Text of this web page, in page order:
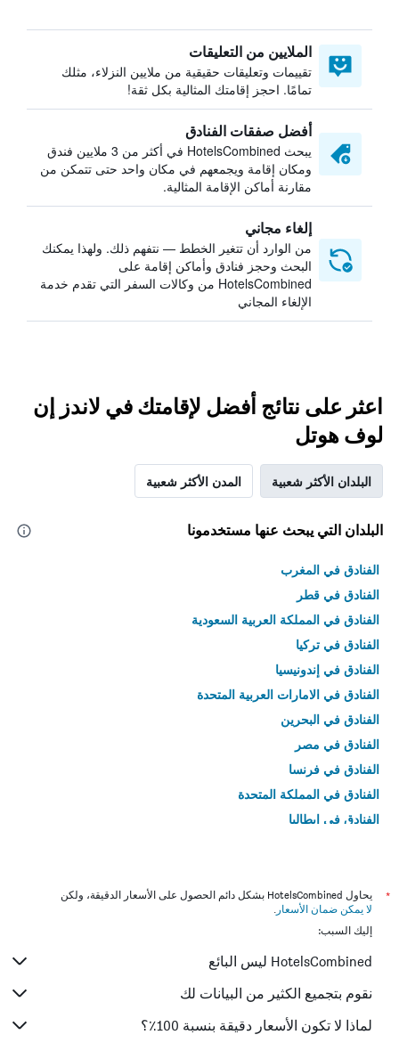
الملايين من التعليقات
تقييمات وتعليقات حقيقية من ملايين النزلاء، مثلك
تمامًا. احجز إقامتك المثالية بكل ثقة!
أفضل صفقات الفنادق
يبحث HotelsCombined في أكثر من 3 ملايين فندق
ومكان إقامة ويجمعهم في مكان واحد حتى تتمكن من
مقارنة أماكن الإقامة المثالية.
إلغاء مجاني
من الوارد أن تتغير الخطط — نتفهم ذلك. ولهذا يمكنك
البحث وحجز فنادق وأماكن إقامة على
HotelsCombined من وكالات السفر التي تقدم خدمة
الإلغاء المجاني
اعثر على نتائج أفضل لإقامتك في لاندز إن
لوف هوتل
البلدان الأكثر شعبية المدن الأكثر شعبية
البلدان التي يبحث عنها مستخدمونا
الفنادق في المغرب
الفنادق في قطر
الفنادق في المملكة العربية السعودية
الفنادق في تركيا
الفنادق في إندونيسيا
الفنادق في الامارات العربية المتحدة
الفنادق في البحرين
الفنادق في مصر
الفنادق في فرنسا
الفنادق في المملكة المتحدة
الفنادق في إيطاليا
*
يحاول HotelsCombined بشكل دائم الحصول على الأسعار الدقيقة، ولكن
لا يمكن ضمان الأسعار .
إليك السبب:
HotelsCombined ليس البائع
نقوم بتجميع الكثير من البيانات لك
لماذا لا تكون الأسعار دقيقة بنسبة 100٪؟